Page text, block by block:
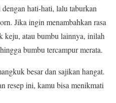
hati-hati, lalu taburkan
Jika ingin menambahkan rasa
keju, atau bumbu lainnya, inilah
bumbu tercampur merata.
besar dan sajikan hangat.
resep ini, kamu bisa menikmati